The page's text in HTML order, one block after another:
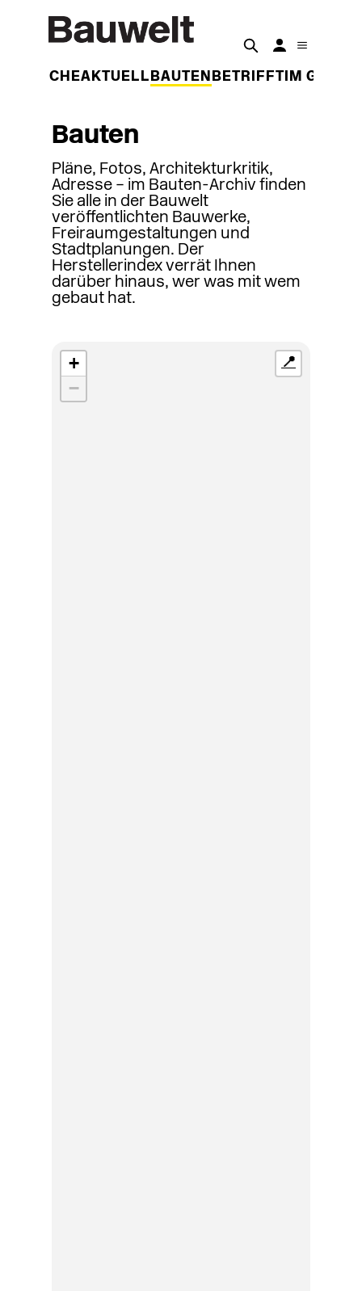
WOCHEAKTUELL BAUTEN BETRIFFT IM
Bauten
Pläne, Fotos, Architekturkritik,
Adresse – im Bauten-Archiv finden
Sie alle in der Bauwelt
veröffentlichten Bauwerke,
Freiraumgestaltungen und
Stadtplanungen. Der
Herstellerindex verrät Ihnen
darüber hinaus, wer was mit wem
gebaut hat.
+
−
📍